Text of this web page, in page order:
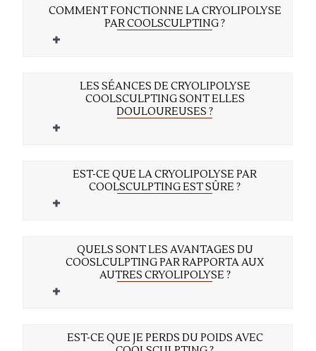
COMMENT FONCTIONNE LA CRYOLIPOLYSE
PAR COOLSCULPTING ?
LES SÉANCES DE CRYOLIPOLYSE
COOLSCULPTING SONT ELLES
DOULOUREUSES ?
EST-CE QUE LA CRYOLIPOLYSE PAR
COOLSCULPTING EST SÛRE ?
QUELS SONT LES AVANTAGES DU
COOSLCULPTING PAR RAPPORTA AUX
AUTRES CRYOLIPOLYSE ?
EST-CE QUE JE PERDS DU POIDS AVEC